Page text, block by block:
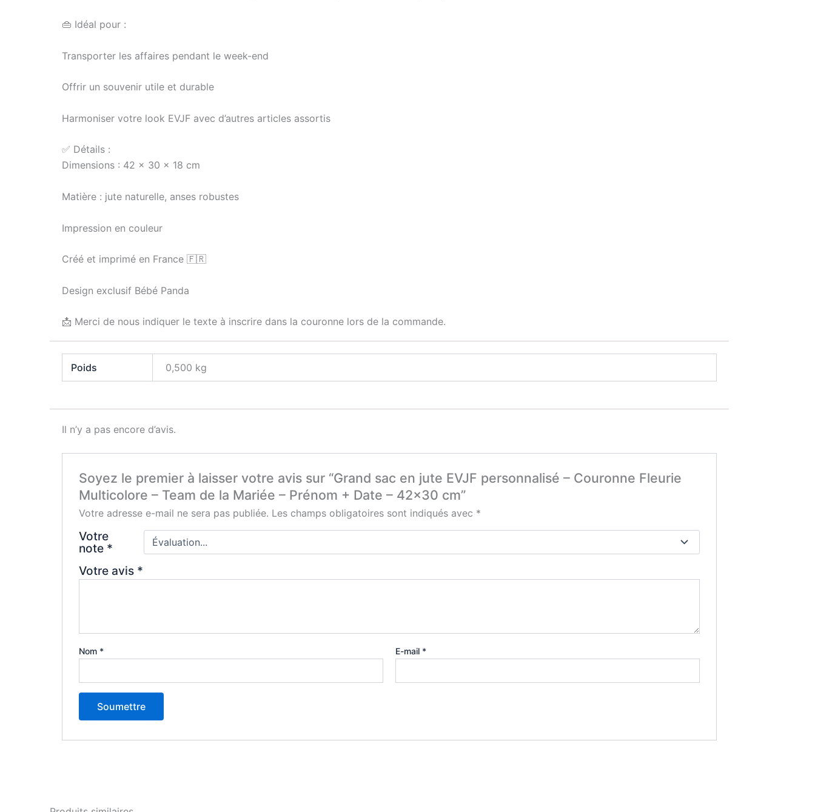
👜 Idéal pour :
Transporter les affaires pendant le week-end
Offrir un souvenir utile et durable
Harmoniser votre look EVJF avec d’autres articles assortis
✅ Détails :
Dimensions : 42 x 30 x 18 cm
Matière : jute naturelle, anses robustes
Impression en couleur
Créé et imprimé en France 🇫🇷
Design exclusif Bébé Panda
📩 Merci de nous indiquer le texte à inscrire dans la couronne lors de la commande.
Poids 0,500 kg
Il n’y a pas encore d’avis.
Soyez le premier à laisser votre avis sur “Grand sac en jute EVJF personnalisé – Couronne Fleurie
Multicolore – Team de la Mariée – Prénom + Date – 42×30 cm”
Votre adresse e-mail ne sera pas publiée. Les champs obligatoires sont indiqués avec *
Votre
note *
Votre avis *
Nom * E-mail *